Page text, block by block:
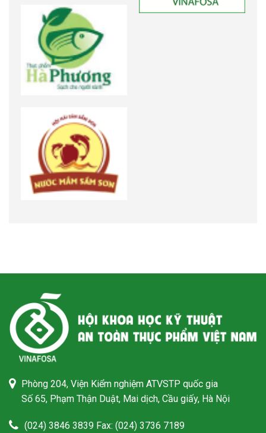
Phòng 204, Viện Kiểm nghiệm ATVSTP quốc gia
Số 65, Phạm Thận Duật, Mai dịch, Cầu giấy, Hà Nội
(024) 3846 3839 Fax: (024) 3736 7189